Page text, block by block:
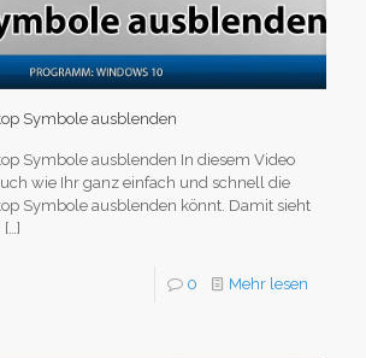
Symbole ausblenden
Symbole ausblenden In diesem Video
wie Ihr ganz einfach und schnell die
Symbole ausblenden könnt. Damit sieht
[…]
0 Mehr lesen